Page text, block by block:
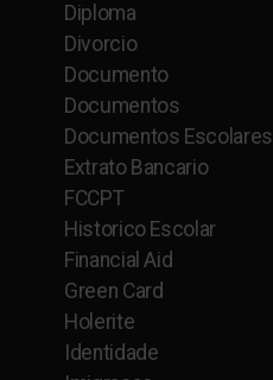
Diploma
Divorcio
Documento
Documentos
Documentos Escolares
Extrato Bancario
FCCPT
Historico Escolar
Financial Aid
Green Card
Holerite
Identidade